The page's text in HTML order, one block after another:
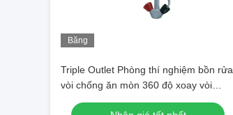
Băng
Triple Outlet Phòng thí nghiệm bồn rửa
vòi chống ăn mòn 360 độ xoay vòi
phòng thí nghiệm